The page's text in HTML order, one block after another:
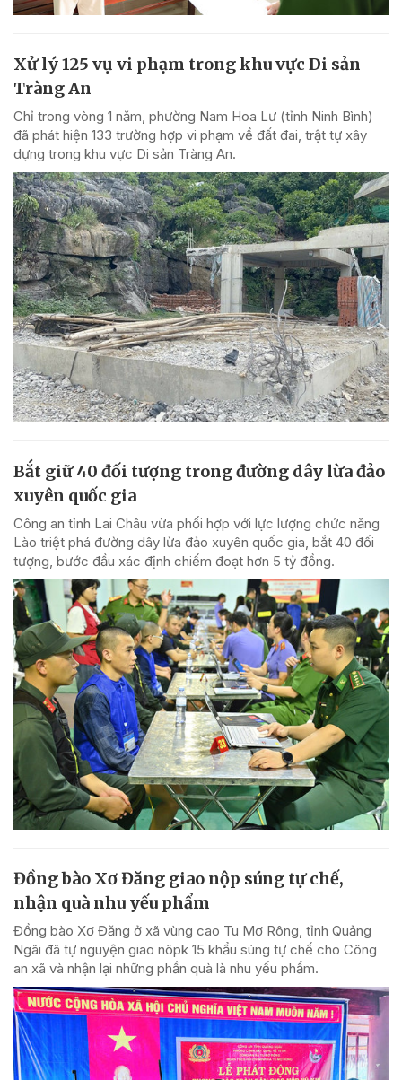
Xử lý 125 vụ vi phạm trong khu vực Di sản
Tràng An
Chỉ trong vòng 1 năm, phường Nam Hoa Lư (tỉnh Ninh Bình)
đã phát hiện 133 trường hợp vi phạm về đất đai, trật tự xây
dựng trong khu vực Di sản Tràng An.
Bắt giữ 40 đối tượng trong đường dây lừa đảo
xuyên quốc gia
Công an tỉnh Lai Châu vừa phối hợp với lực lượng chức năng
Lào triệt phá đường dây lừa đảo xuyên quốc gia, bắt 40 đối
tượng, bước đầu xác định chiếm đoạt hơn 5 tỷ đồng.
Đồng bào Xơ Đăng giao nộp súng tự chế,
nhận quà nhu yếu phẩm
Đồng bào Xơ Đăng ở xã vùng cao Tu Mơ Rông, tỉnh Quảng
Ngãi đã tự nguyện giao nôpk 15 khẩu súng tự chế cho Công
an xã và nhận lại những phần quà là nhu yếu phẩm.